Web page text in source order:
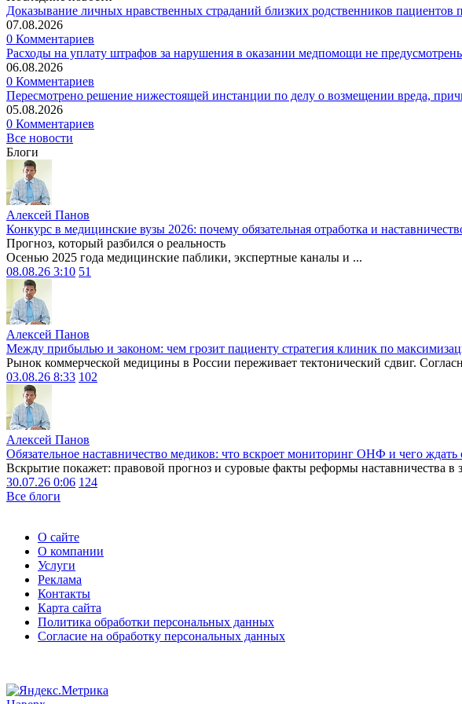
Доказывание личных нравственных страданий близких родственников пациентов
07.08.2026
0 Комментариев
Расходы на уплату штрафов за нарушения в оказании медпомощи не
06.08.2026
0 Комментариев
Пересмотрено решение нижестоящей инстанции по делу о возмещении вреда,
05.08.2026
0 Комментариев
Все новости
Блоги
Алексей Панов
Конкурс в медицинские вузы 2026: почему обязательная отработка и
Прогноз, который разбился о реальность
Осенью 2025 года медицинские паблики, экспертные каналы и ...
08.08.26 3:10 51
Алексей Панов
Между прибылью и законом: чем грозит пациенту стратегия клиник по
Рынок коммерческой медицины в России переживает тектонический сдвиг.
03.08.26 8:33 102
Алексей Панов
Обязательное наставничество медиков: что вскроет мониторинг ОНФ и чего
Вскрытие покажет: правовой прогноз и суровые факты реформы наставничества в
30.07.26 0:06 124
Все блоги
О сайте
О компании
Услуги
Реклама
Контакты
Карта сайта
Политика обработки персональных данных
Согласие на обработку персональных данных